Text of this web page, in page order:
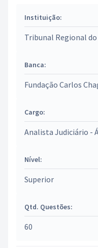
Instituição:
Tribunal Regional
Banca:
Fundação Carlos
Cargo:
Analista Judiciário -
Nível:
Superior
Qtd. Questões:
60